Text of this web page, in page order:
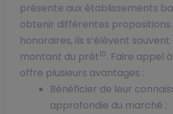
présente aux établissements
obtenir différentes
honoraires, ils s’élèvent souvent
montant du prêt10. Faire appel
offre plusieurs avantages :
Bénéficier de leur
approfondie du marché ;